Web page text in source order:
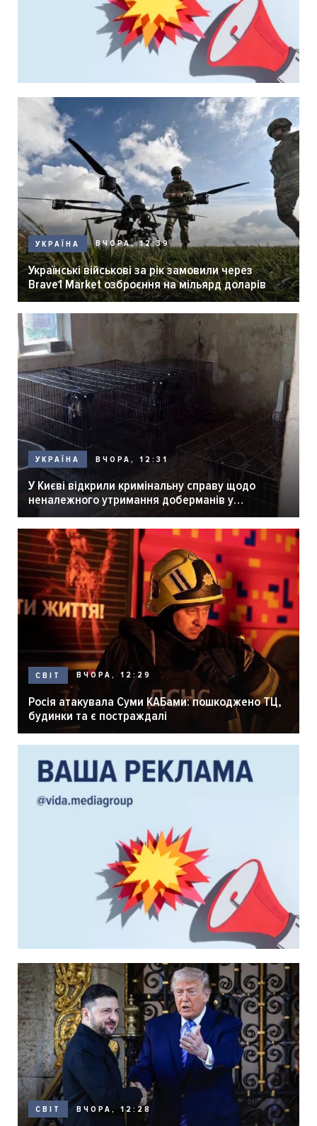
УКРАЇНА ВЧОРА, 12:39
Українські військові за рік замовили через
Brave1 Market озброєння на мільярд доларів
УКРАЇНА ВЧОРА, 12:31
У Києві відкрили кримінальну справу щодо
неналежного утримання доберманів у
розпліднику
СВІТ ВЧОРА, 12:29
Росія атакувала Суми КАБами: пошкоджено ТЦ,
будинки та є постраждалі
СВІТ ВЧОРА, 12:28